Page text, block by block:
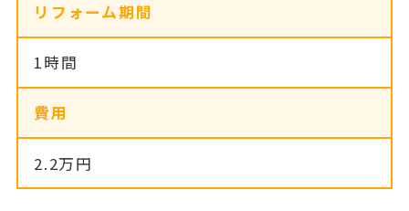
リフォーム期間
1時間
費用
2.2万円